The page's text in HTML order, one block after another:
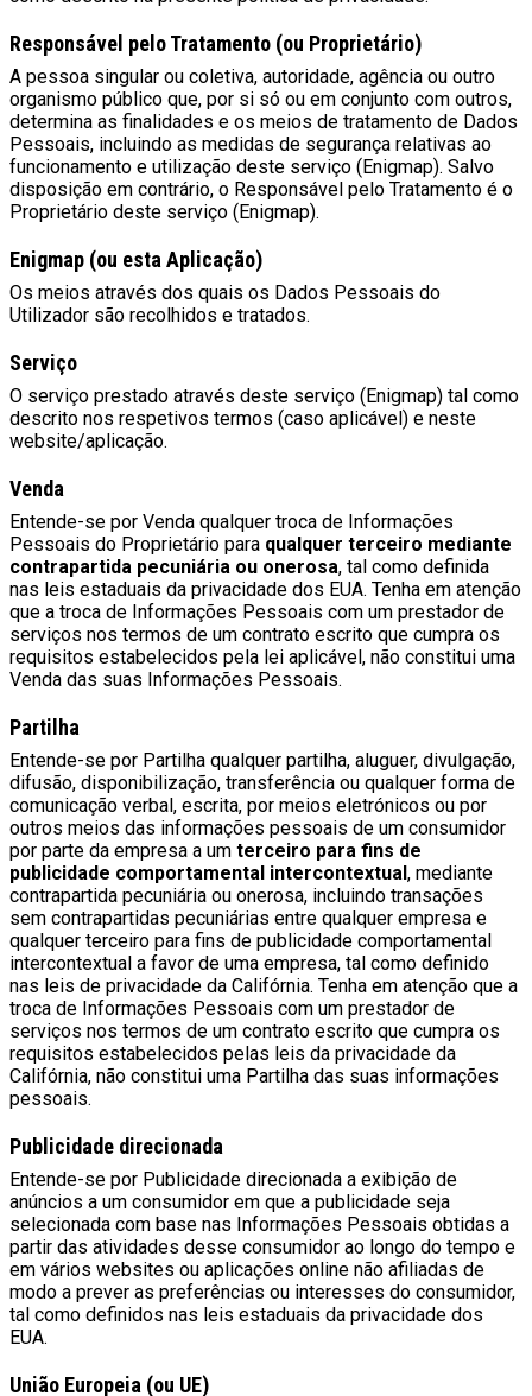
Responsável pelo Tratamento (ou Proprietário)
A pessoa singular ou coletiva, autoridade, agência ou outro
organismo público que, por si só ou em conjunto com outros,
determina as finalidades e os meios de tratamento de Dados
Pessoais, incluindo as medidas de segurança relativas ao
funcionamento e utilização deste serviço (Enigmap). Salvo
disposição em contrário, o Responsável pelo Tratamento é o
Proprietário deste serviço (Enigmap).
Enigmap (ou esta Aplicação)
Os meios através dos quais os Dados Pessoais do
Utilizador são recolhidos e tratados.
Serviço
O serviço prestado através deste serviço (Enigmap) tal como
descrito nos respetivos termos (caso aplicável) e neste
website/aplicação.
Venda
Entende-se por Venda qualquer troca de Informações
Pessoais do Proprietário para qualquer terceiro mediante
contrapartida pecuniária ou onerosa, tal como definida
nas leis estaduais da privacidade dos EUA. Tenha em atenção
que a troca de Informações Pessoais com um prestador de
serviços nos termos de um contrato escrito que cumpra os
requisitos estabelecidos pela lei aplicável, não constitui uma
Venda das suas Informações Pessoais.
Partilha
Entende-se por Partilha qualquer partilha, aluguer, divulgação,
difusão, disponibilização, transferência ou qualquer forma de
comunicação verbal, escrita, por meios eletrónicos ou por
outros meios das informações pessoais de um consumidor
por parte da empresa a um terceiro para fins de
publicidade comportamental intercontextual, mediante
contrapartida pecuniária ou onerosa, incluindo transações
sem contrapartidas pecuniárias entre qualquer empresa e
qualquer terceiro para fins de publicidade comportamental
intercontextual a favor de uma empresa, tal como definido
nas leis de privacidade da Califórnia. Tenha em atenção que a
troca de Informações Pessoais com um prestador de
serviços nos termos de um contrato escrito que cumpra os
requisitos estabelecidos pelas leis da privacidade da
Califórnia, não constitui uma Partilha das suas informações
pessoais.
Publicidade direcionada
Entende-se por Publicidade direcionada a exibição de
anúncios a um consumidor em que a publicidade seja
selecionada com base nas Informações Pessoais obtidas a
partir das atividades desse consumidor ao longo do tempo e
em vários websites ou aplicações online não afiliadas de
modo a prever as preferências ou interesses do consumidor,
tal como definidos nas leis estaduais da privacidade dos
EUA.
União Europeia (ou UE)